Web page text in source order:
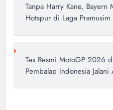
Tanpa Harry Kane, Bayern
Hotspur di Laga Pramusim
Tes Resmi MotoGP 2026
Pembalap Indonesia Jalani